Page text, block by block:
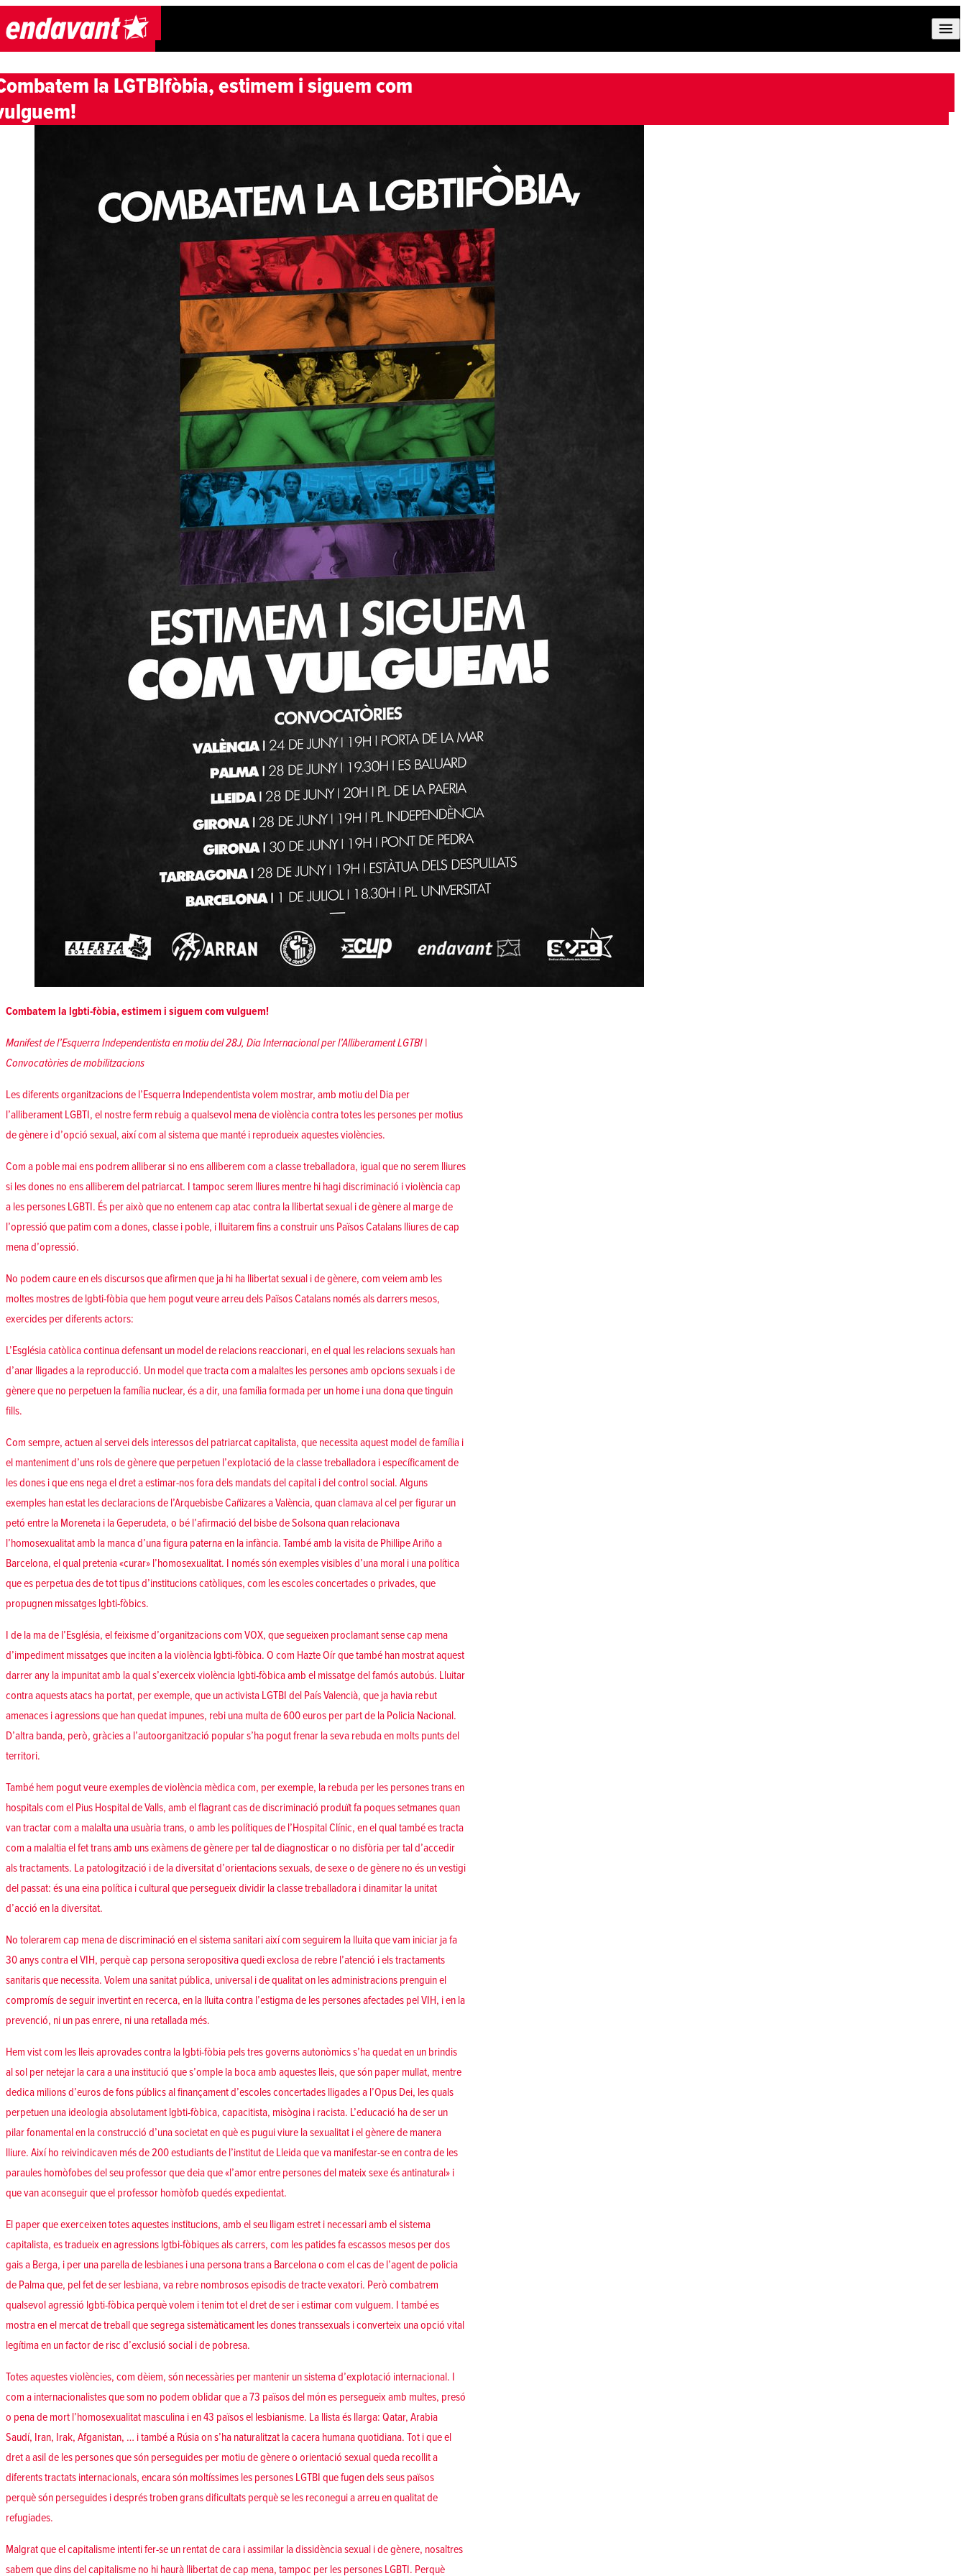
Skip to content
la LGTBIfòbia, estimem i siguem com
Combatem la lgbti-fòbia, estimem i siguem com vulguem!
Manifest de l’Esquerra Independentista en motiu del 28J, Dia Internacional per l’Alliberament LGTBI |
Convocatòries de mobilitzacions
Les diferents organitzacions de l’Esquerra Independentista volem mostrar, amb motiu del Dia per
l’alliberament LGBTI, el nostre ferm rebuig a qualsevol mena de violència contra totes les persones per motius
de gènere i d’opció sexual, així com al sistema que manté i reprodueix aquestes violències.
Com a poble mai ens podrem alliberar si no ens alliberem com a classe treballadora, igual que no serem lliures
si les dones no ens alliberem del patriarcat. I tampoc serem lliures mentre hi hagi discriminació i violència cap
a les persones LGBTI. És per això que no entenem cap atac contra la llibertat sexual i de gènere al marge de
l’opressió que patim com a dones, classe i poble, i lluitarem fins a construir uns Països Catalans lliures de cap
mena d’opressió.
No podem caure en els discursos que afirmen que ja hi ha llibertat sexual i de gènere, com veiem amb les
moltes mostres de lgbti-fòbia que hem pogut veure arreu dels Països Catalans només als darrers mesos,
exercides per diferents actors:
L’Església catòlica continua defensant un model de relacions reaccionari, en el qual les relacions sexuals han
d’anar lligades a la reproducció. Un model que tracta com a malaltes les persones amb opcions sexuals i de
gènere que no perpetuen la família nuclear, és a dir, una família formada per un home i una dona que tinguin
fills.
Com sempre, actuen al servei dels interessos del patriarcat capitalista, que necessita aquest model de família i
el manteniment d’uns rols de gènere que perpetuen l’explotació de la classe treballadora i específicament de
les dones i que ens nega el dret a estimar-nos fora dels mandats del capital i del control social. Alguns
exemples han estat les declaracions de l’Arquebisbe Cañizares a València, quan clamava al cel per figurar un
petó entre la Moreneta i la Geperudeta, o bé l’afirmació del bisbe de Solsona quan relacionava
l’homosexualitat amb la manca d’una figura paterna en la infància. També amb la visita de Phillipe Ariño a
Barcelona, el qual pretenia «curar» l’homosexualitat. I només són exemples visibles d’una moral i una política
que es perpetua des de tot tipus d’institucions catòliques, com les escoles concertades o privades, que
propugnen missatges lgbti-fòbics.
I de la ma de l’Església, el feixisme d’organitzacions com VOX, que segueixen proclamant sense cap mena
d’impediment missatges que inciten a la violència lgbti-fòbica. O com Hazte Oír que també han mostrat aquest
darrer any la impunitat amb la qual s’exerceix violència lgbti-fòbica amb el missatge del famós autobús. Lluitar
contra aquests atacs ha portat, per exemple, que un activista LGTBI del País Valencià, que ja havia rebut
amenaces i agressions que han quedat impunes, rebi una multa de 600 euros per part de la Policia Nacional.
D’altra banda, però, gràcies a l’autoorganització popular s’ha pogut frenar la seva rebuda en molts punts del
territori.
També hem pogut veure exemples de violència mèdica com, per exemple, la rebuda per les persones trans en
hospitals com el Pius Hospital de Valls, amb el flagrant cas de discriminació produït fa poques setmanes quan
van tractar com a malalta una usuària trans, o amb les polítiques de l’Hospital Clínic, en el qual també es tracta
com a malaltia el fet trans amb uns exàmens de gènere per tal de diagnosticar o no disfòria per tal d’accedir
als tractaments. La patologització i de la diversitat d’orientacions sexuals, de sexe o de gènere no és un vestigi
del passat: és una eina política i cultural que persegueix dividir la classe treballadora i dinamitar la unitat
d’acció en la diversitat.
No tolerarem cap mena de discriminació en el sistema sanitari així com seguirem la lluita que vam iniciar ja fa
30 anys contra el VIH, perquè cap persona seropositiva quedi exclosa de rebre l’atenció i els tractaments
sanitaris que necessita. Volem una sanitat pública, universal i de qualitat on les administracions prenguin el
compromís de seguir invertint en recerca, en la lluita contra l’estigma de les persones afectades pel VIH, i en la
prevenció, ni un pas enrere, ni una retallada més.
Hem vist com les lleis aprovades contra la lgbti-fòbia pels tres governs autonòmics s’ha quedat en un brindis
al sol per netejar la cara a una institució que s’omple la boca amb aquestes lleis, que són paper mullat, mentre
dedica milions d’euros de fons públics al finançament d’escoles concertades lligades a l’Opus Dei, les quals
perpetuen una ideologia absolutament lgbti-fòbica, capacitista, misògina i racista. L’educació ha de ser un
pilar fonamental en la construcció d’una societat en què es pugui viure la sexualitat i el gènere de manera
lliure. Així ho reivindicaven més de 200 estudiants de l’institut de Lleida que va manifestar-se en contra de les
paraules homòfobes del seu professor que deia que «l’amor entre persones del mateix sexe és antinatural» i
que van aconseguir que el professor homòfob quedés expedientat.
El paper que exerceixen totes aquestes institucions, amb el seu lligam estret i necessari amb el sistema
capitalista, es tradueix en agressions lgtbi-fòbiques als carrers, com les patides fa escassos mesos per dos
gais a Berga, i per una parella de lesbianes i una persona trans a Barcelona o com el cas de l’agent de policia
de Palma que, pel fet de ser lesbiana, va rebre nombrosos episodis de tracte vexatori. Però combatrem
qualsevol agressió lgbti-fòbica perquè volem i tenim tot el dret de ser i estimar com vulguem. I també es
mostra en el mercat de treball que segrega sistemàticament les dones transsexuals i converteix una opció vital
legítima en un factor de risc d’exclusió social i de pobresa.
Totes aquestes violències, com dèiem, són necessàries per mantenir un sistema d’explotació internacional. I
com a internacionalistes que som no podem oblidar que a 73 països del món es persegueix amb multes, presó
o pena de mort l’homosexualitat masculina i en 43 països el lesbianisme. La llista és llarga: Qatar, Arabia
Saudí, Iran, Irak, Afganistan, … i també a Rúsia on s’ha naturalitzat la cacera humana quotidiana. Tot i que el
dret a asil de les persones que són perseguides per motiu de gènere o orientació sexual queda recollit a
diferents tractats internacionals, encara són moltíssimes les persones LGTBI que fugen dels seus països
perquè són perseguides i després troben grans dificultats perquè se les reconegui a arreu en qualitat de
refugiades.
Malgrat que el capitalisme intenti fer-se un rentat de cara i assimilar la dissidència sexual i de gènere, nosaltres
sabem que dins del capitalisme no hi haurà llibertat de cap mena, tampoc per les persones LGBTI. Perquè